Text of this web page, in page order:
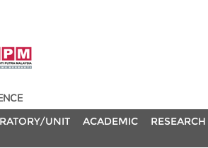
UNIT ACADEMIC